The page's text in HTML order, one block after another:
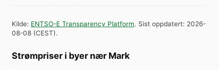
Kilde: ENTSO-E Transparency Platform. Sist oppdatert: 2026-
08-08 (CEST).
Strømpriser i byer nær Mark